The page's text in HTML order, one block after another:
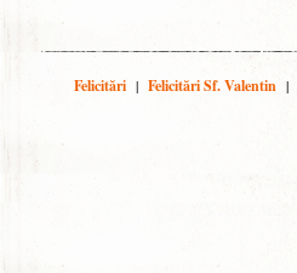
Felicitări | Felicitări Sf. Valentin |